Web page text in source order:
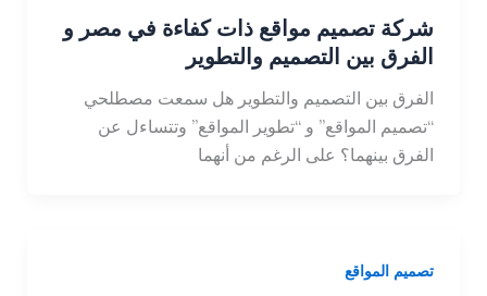
شركة تصميم مواقع ذات كفاءة في مصر و
الفرق بين التصميم والتطوير
الفرق بين التصميم والتطوير هل سمعت مصطلحي
“تصميم المواقع” و “تطوير المواقع” وتتساءل عن
الفرق بينهما؟ على الرغم من أنهما
تصميم المواقع